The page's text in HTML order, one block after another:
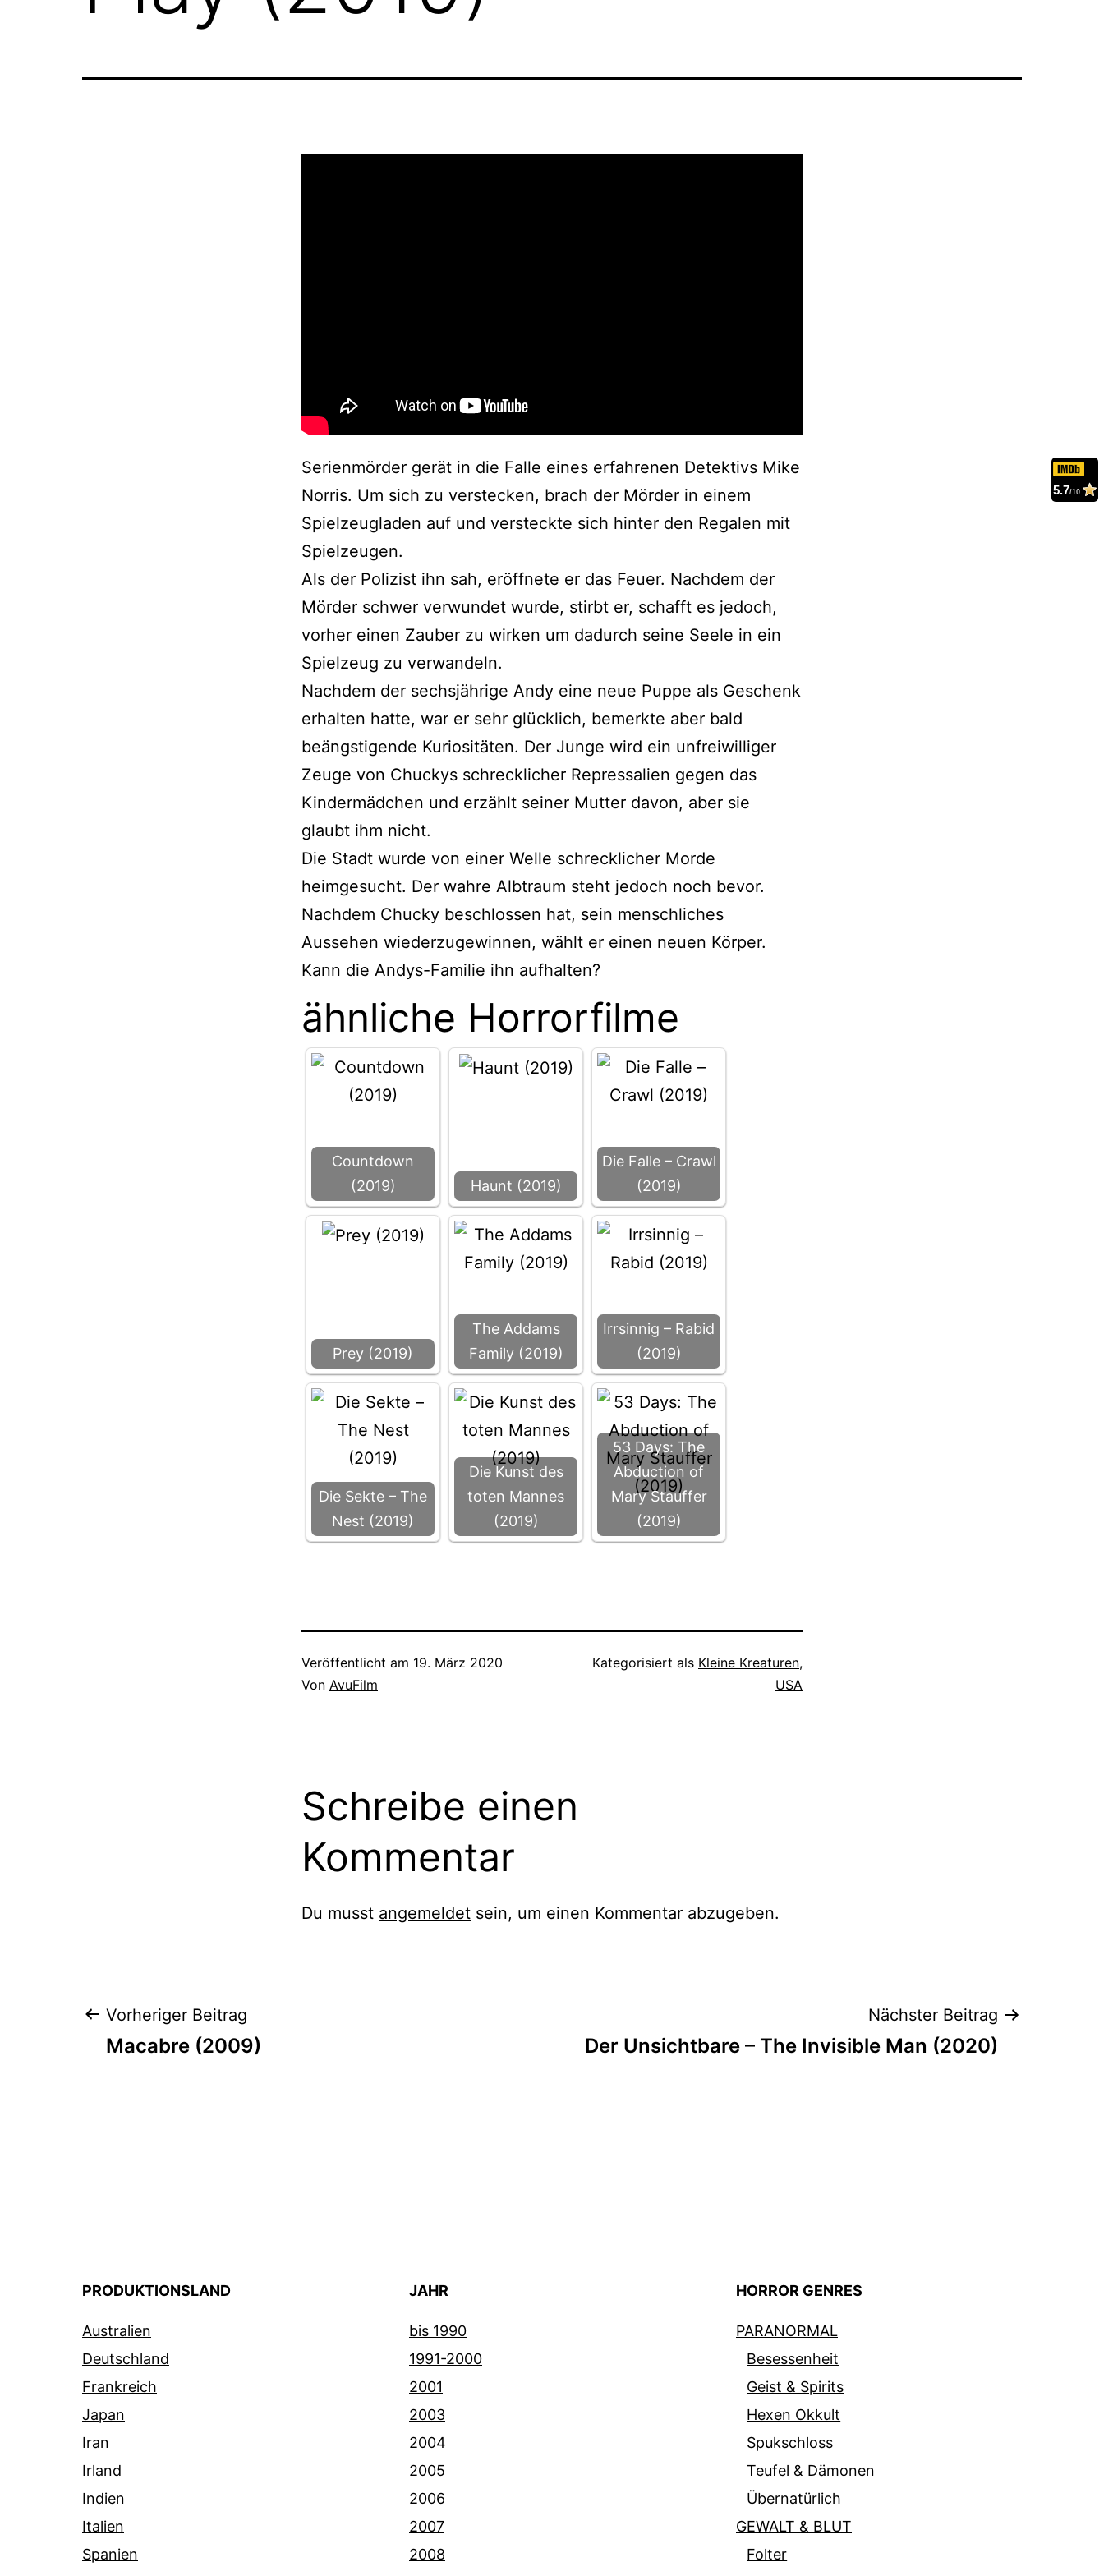
5.7/10
Serienmörder gerät in die Falle eines erfahrenen Detektivs Mike
Norris. Um sich zu verstecken, brach der Mörder in einem
Spielzeugladen auf und versteckte sich hinter den Regalen mit
Spielzeugen.
Als der Polizist ihn sah, eröffnete er das Feuer. Nachdem der
Mörder schwer verwundet wurde, stirbt er, schafft es jedoch,
vorher einen Zauber zu wirken um dadurch seine Seele in ein
Spielzeug zu verwandeln.
Nachdem der sechsjährige Andy eine neue Puppe als Geschenk
erhalten hatte, war er sehr glücklich, bemerkte aber bald
beängstigende Kuriositäten. Der Junge wird ein unfreiwilliger
Zeuge von Chuckys schrecklicher Repressalien gegen das
Kindermädchen und erzählt seiner Mutter davon, aber sie
glaubt ihm nicht.
Die Stadt wurde von einer Welle schrecklicher Morde
heimgesucht. Der wahre Albtraum steht jedoch noch bevor.
Nachdem Chucky beschlossen hat, sein menschliches
Aussehen wiederzugewinnen, wählt er einen neuen Körper.
Kann die Andys-Familie ihn aufhalten?
ähnliche Horrorfilme
Countdown
(2019)
Haunt (2019)
Die Falle – Crawl
(2019)
Prey (2019)
The Addams
Family (2019)
Irrsinnig – Rabid
(2019)
Die Sekte – The
Nest (2019)
Die Kunst des
toten Mannes
(2019)
53 Days: The
Abduction of
Mary Stauffer
(2019)
Veröffentlicht am 19. März 2020
Von AvuFilm
Kategorisiert als Kleine Kreaturen,
USA
Schreibe einen
Kommentar
Du musst angemeldet sein, um einen Kommentar abzugeben.
Beitragsnavigation
Vorheriger Beitrag
Macabre (2009)
Nächster Beitrag
Der Unsichtbare – The Invisible Man (2020)
PRODUKTIONSLAND
Australien
Deutschland
Frankreich
Japan
Iran
Irland
Indien
Italien
Spanien
JAHR
bis 1990
1991-2000
2001
2003
2004
2005
2006
2007
2008
HORROR GENRES
PARANORMAL
Besessenheit
Geist & Spirits
Hexen Okkult
Spukschloss
Teufel & Dämonen
Übernatürlich
GEWALT & BLUT
Folter